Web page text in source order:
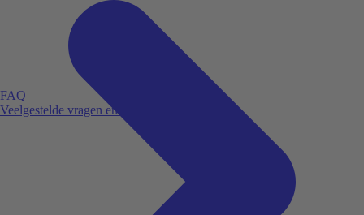
FAQ
Veelgestelde vragen en antwoorden.